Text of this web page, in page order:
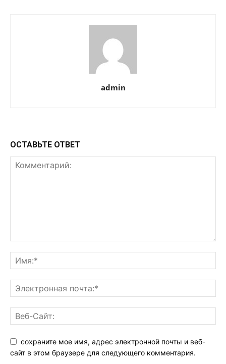
admin
ОСТАВЬТЕ ОТВЕТ
сохраните мое имя, адрес электронной почты и веб-
сайт в этом браузере для следующего комментария.